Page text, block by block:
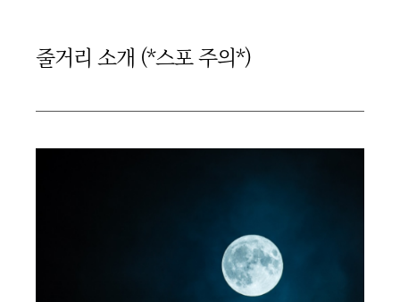
줄거리 소개 (*스포 주의*)